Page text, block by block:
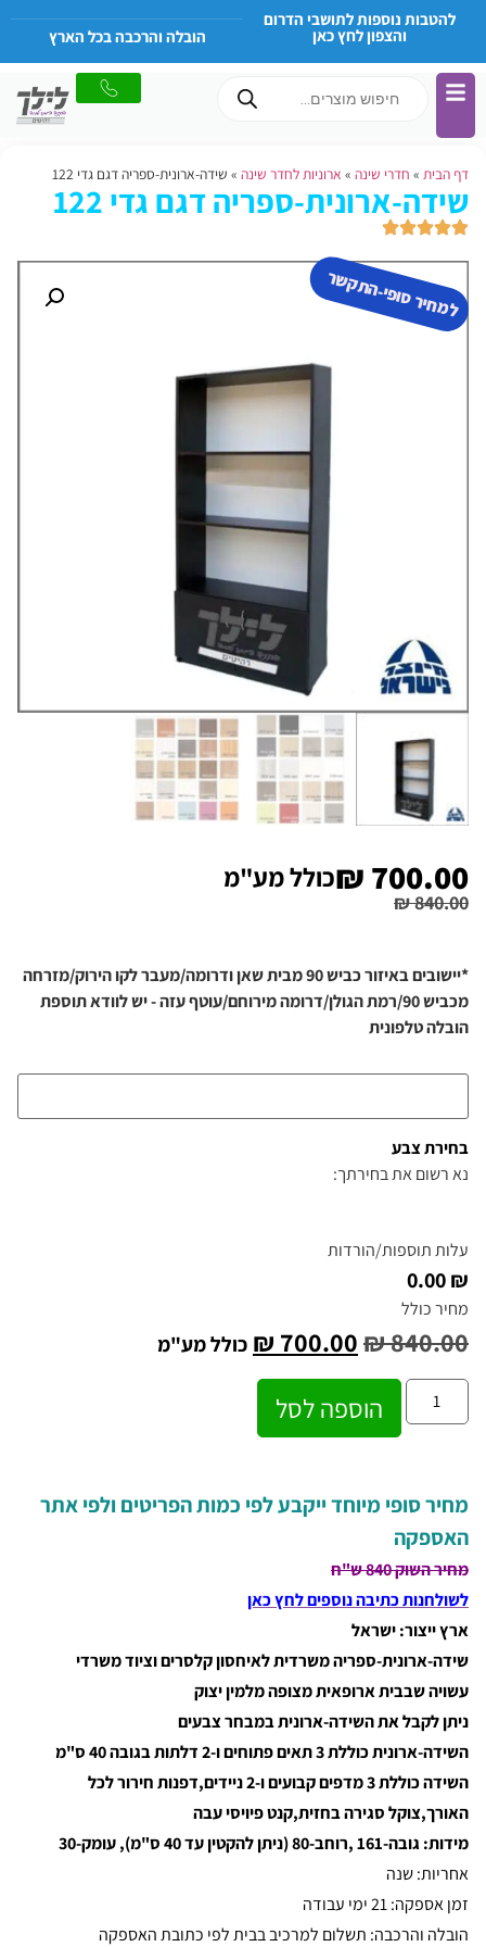
להטבות נוספות לתושבי הדרום
והצפון לחץ כאן הובלה והרכבה בכל הארץ
דף הבית » חדרי שינה » ארוניות לחדר שינה » שידה-ארונית-ספריה דגם גדי 122
שידה-ארונית-ספריה דגם גדי 122
למחיר סופי-התקשר
₪840.00
₪ 700.00 כולל מע"מ
*יישובים באיזור כביש 90 מבית שאן ודרומה/מעבר לקו הירוק/מזרחה
מכביש 90/רמת הגולן/דרומה מירוחם/עוטף עזה - יש לוודא תוספת
הובלה טלפונית
בחירת צבע
נא רשום את בחירתך:
עלות תוספות/הורדות
₪ 0.00
מחיר כולל
₪840.00
₪ 700.00 כולל מע"מ
הוספה לסל
מחיר סופי מיוחד ייקבע לפי כמות הפריטים ולפי אתר
האספקה
מחיר השוק 840 ש"ח
לשולחנות כתיבה נוספים לחץ כאן
ארץ ייצור: ישראל
שידה-ארונית-ספריה משרדית לאיחסון קלסרים וציוד משרדי
עשויה שבבית ארופאית מצופה מלמין יצוק
ניתן לקבל את השידה-ארונית במבחר צבעים
השידה-ארונית כוללת 3 תאים פתוחים ו-2 דלתות בגובה 40 ס"מ
השידה כוללת 3 מדפים קבועים ו-2 ניידים,דפנות חירור לכל
האורך,צוקל סגירה בחזית,קנט פיויסי עבה
מידות: גובה-161 ,רוחב-80 (ניתן להקטין עד 40 ס"מ), עומק-30
אחריות: שנה
זמן אספקה: 21 ימי עבודה
הובלה והרכבה: תשלום למרכיב בבית לפי כתובת האספקה